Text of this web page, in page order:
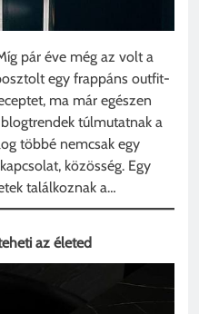
pár éve még az volt a
egy frappáns outfit-
ma már egészen
túlmutatnak a
többé nemcsak egy
közösség. Egy
találkoznak a…
az életed